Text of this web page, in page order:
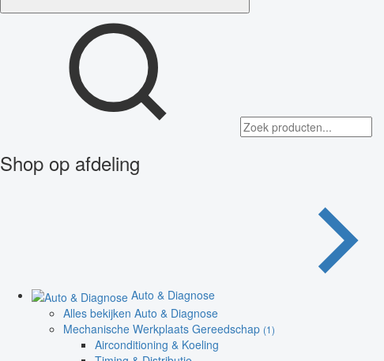
Shop op afdeling
Auto & Diagnose
Alles bekijken Auto & Diagnose
Mechanische Werkplaats Gereedschap (1)
Airconditioning & Koeling